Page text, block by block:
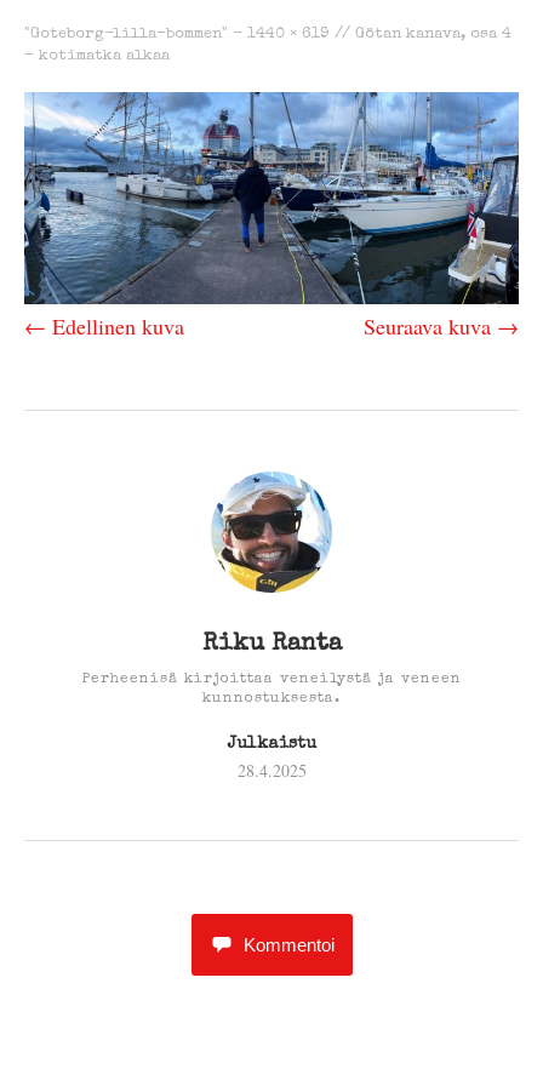
"Goteborg-lilla-bommen" - 1440 × 619 // Götan kanava, osa 4
– kotimatka alkaa
← Edellinen kuva Seuraava kuva →
Riku Ranta
Perheenisä kirjoittaa veneilystä ja veneen
kunnostuksesta.
Julkaistu
28.4.2025
Kommentoi